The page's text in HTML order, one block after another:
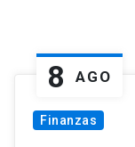
8 AGO
Finanzas